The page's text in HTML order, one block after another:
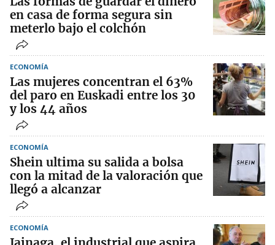
en casa de forma segura sin
meterlo bajo el colchón
ECONOMÍA
Las mujeres concentran el 63%
del paro en Euskadi entre los 30
y los 44 años
ECONOMÍA
Shein ultima su salida a bolsa
con la mitad de la valoración que
llegó a alcanzar
ECONOMÍA